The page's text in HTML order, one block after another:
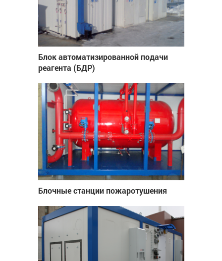
Блок автоматизированной подачи
реагента (БДР)
Блочные станции пожаротушения